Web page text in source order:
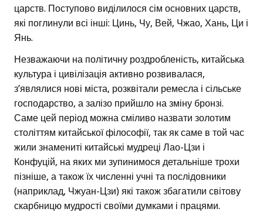
царств. Поступово виділилося сім основних царств,
які поглинули всі інші: Цинь, Чу, Вей, Чжао, Хань, Ци і
Янь.
Незважаючи на політичну роздробленість, китайська
культура і цивілізація активно розвивалася,
з’являлися нові міста, розквітали ремесла і сільське
господарство, а залізо прийшло на зміну бронзі.
Саме цей період можна сміливо назвати золотим
століттям китайської філософії, так як саме в той час
жили знамениті китайські мудреці Лао-Цзи і
Конфуцій, на яких ми зупинимося детальніше трохи
пізніше, а також їх численні учні та послідовники
(наприклад, Чжуан-Цзи) які також збагатили світову
скарбницю мудрості своїми думками і працями.